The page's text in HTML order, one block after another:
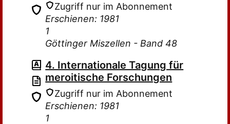
Zugriff nur im Abonnement
Erschienen: 1981
1
Göttinger Miszellen - Band 48
4. Internationale Tagung für
meroitische Forschungen
Zugriff nur im Abonnement
Erschienen: 1981
1